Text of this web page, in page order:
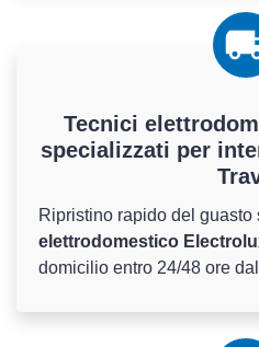
Tecnici
specializzati per
Ripristino rapido del guasto
elettrodomestico
domicilio entro 24/48 ore